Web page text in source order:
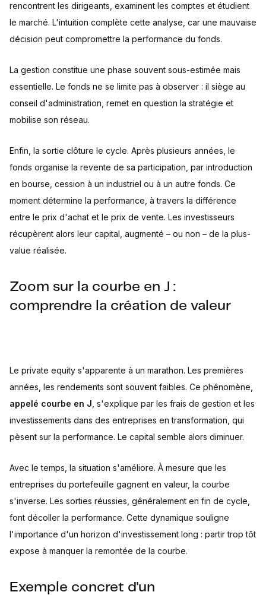
rencontrent les dirigeants, examinent les comptes et étudient
le marché. L'intuition complète cette analyse, car une mauvaise
décision peut compromettre la performance du fonds.
La gestion constitue une phase souvent sous-estimée mais
essentielle. Le fonds ne se limite pas à observer : il siège au
conseil d'administration, remet en question la stratégie et
mobilise son réseau.
Enfin, la sortie clôture le cycle. Après plusieurs années, le
fonds organise la revente de sa participation, par introduction
en bourse, cession à un industriel ou à un autre fonds. Ce
moment détermine la performance, à travers la différence
entre le prix d'achat et le prix de vente. Les investisseurs
récupèrent alors leur capital, augmenté – ou non – de la plus-
value réalisée.
Zoom sur la courbe en J :
comprendre la création de valeur
Le private equity s'apparente à un marathon. Les premières
années, les rendements sont souvent faibles. Ce phénomène,
appelé courbe en J , s'explique par les frais de gestion et les
investissements dans des entreprises en transformation, qui
pèsent sur la performance. Le capital semble alors diminuer.
Avec le temps, la situation s'améliore. À mesure que les
entreprises du portefeuille gagnent en valeur, la courbe
s'inverse. Les sorties réussies, généralement en fin de cycle,
font décoller la performance. Cette dynamique souligne
l'importance d'un horizon d'investissement long : partir trop tôt
expose à manquer la remontée de la courbe.
Exemple concret d'un